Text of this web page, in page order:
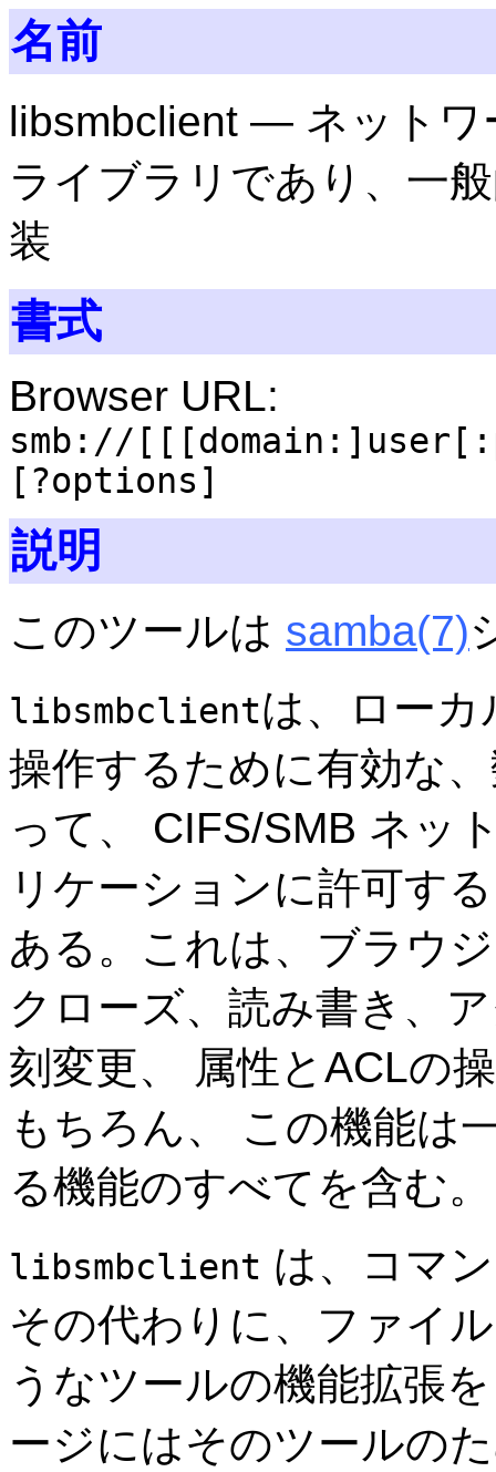
名前
libsmbclient — ネットワ
ライブラリであり、一
装
書式
Browser URL:
smb://
[?options]
説明
このツールは samba(7)
libsmbclientは、ロー
操作するために有効な
って、 CIFS/SMB ネッ
リケーションに許可す
ある。これは、ブラウ
クローズ、読み書き、
刻変更、 属性とACLの
もちろん、 この機能は
る機能のすべてを含む。
libsmbclient は、コマ
その代わりに、ファイ
うなツールの機能拡張
ージにはそのツールの